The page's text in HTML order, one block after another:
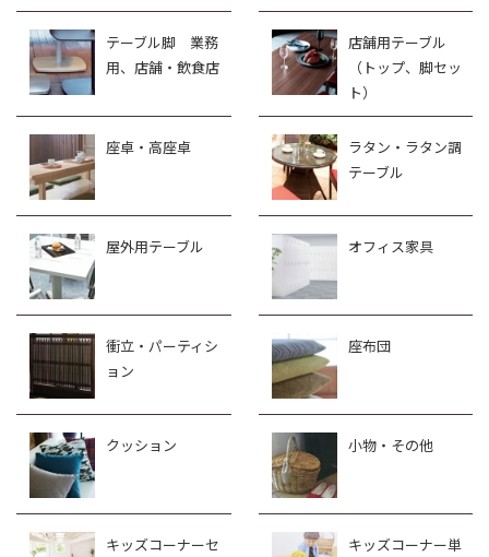
テーブル脚 業務
用、店舗・飲食店
店舗用テーブル
（トップ、脚セッ
ト）
座卓・高座卓
ラタン・ラタン調
テーブル
屋外用テーブル オフィス家具
衝立・パーティシ
ョン
座布団
クッション 小物・その他
キッズコーナーセ
キッズコーナー単